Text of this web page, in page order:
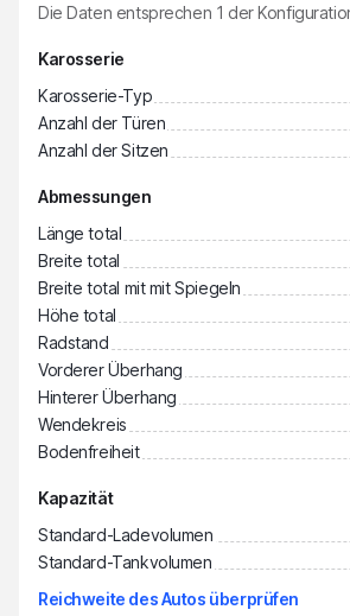
Die Daten entsprechen 1 der
Karosserie
Karosserie-Typ
Anzahl der Türen
Anzahl der Sitzen
Abmessungen
Länge total
Breite total
Breite total mit mit Spiegeln
Höhe total
Radstand
Vorderer Überhang
Hinterer Überhang
Wendekreis
Bodenfreiheit
Kapazität
Standard-Ladevolumen
Standard-Tankvolumen
Reichweite des Autos überprüfen